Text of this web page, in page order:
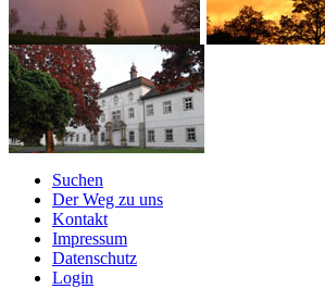
Suchen
Der Weg zu uns
Kontakt
Impressum
Datenschutz
Login